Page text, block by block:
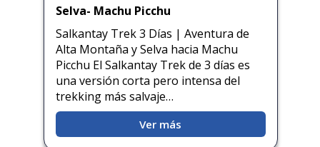
Selva- Machu Picchu
Salkantay Trek 3 Días | Aventura de
Alta Montaña y Selva hacia Machu
Picchu El Salkantay Trek de 3 días es
una versión corta pero intensa del
trekking más salvaje…
Ver más